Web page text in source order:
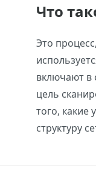
Что
Это
включают в
цель
того, какие
структуру